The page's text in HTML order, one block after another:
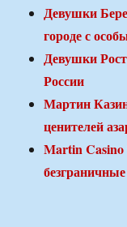
Девушки
городе с
Девушки
России
Мартин
ценителей
Martin Casino